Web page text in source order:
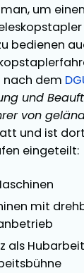
um einen
bedienen
nach dem
und
von
und ist
eingeteilt:
mit
als